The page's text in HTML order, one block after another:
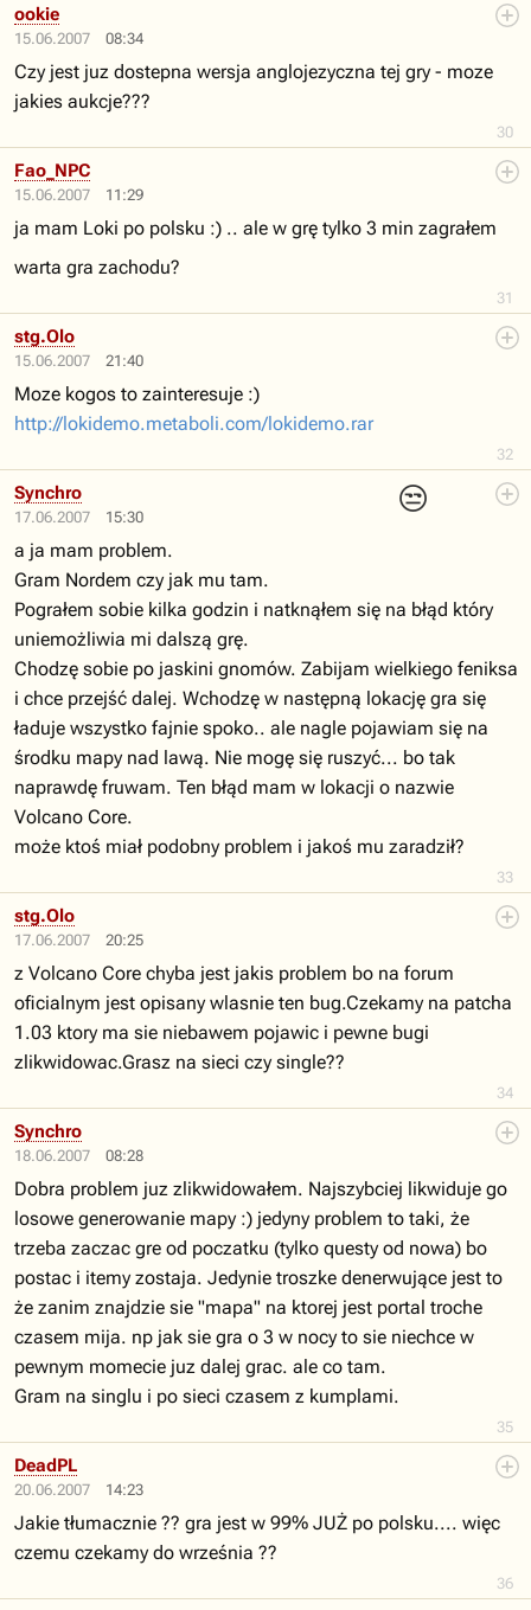
15.06.2007 08:34
30
ookie
Czy jest juz dostepna wersja anglojezyczna tej gry - moze
jakies aukcje???
15.06.2007 11:29
31
Fao_NPC
ja mam Loki po polsku :) .. ale w grę tylko 3 min zagrałem
warta gra zachodu?
15.06.2007 21:40
32
stg.Olo
Moze kogos to zainteresuje :)
http://lokidemo.metaboli.com/lokidemo.rar
17.06.2007 15:30
😒
33
Synchro
a ja mam problem.
Gram Nordem czy jak mu tam.
Pograłem sobie kilka godzin i natknąłem się na błąd który
uniemożliwia mi dalszą grę.
Chodzę sobie po jaskini gnomów. Zabijam wielkiego feniksa
i chce przejść dalej. Wchodzę w następną lokację gra się
ładuje wszystko fajnie spoko.. ale nagle pojawiam się na
środku mapy nad lawą. Nie mogę się ruszyć... bo tak
naprawdę fruwam. Ten błąd mam w lokacji o nazwie
Volcano Core.
może ktoś miał podobny problem i jakoś mu zaradził?
17.06.2007 20:25
34
stg.Olo
z Volcano Core chyba jest jakis problem bo na forum
oficialnym jest opisany wlasnie ten bug.Czekamy na patcha
1.03 ktory ma sie niebawem pojawic i pewne bugi
zlikwidowac.Grasz na sieci czy single??
18.06.2007 08:28
35
Synchro
Dobra problem juz zlikwidowałem. Najszybciej likwiduje go
losowe generowanie mapy :) jedyny problem to taki, że
trzeba zaczac gre od poczatku (tylko questy od nowa) bo
postac i itemy zostaja. Jedynie troszke denerwujące jest to
że zanim znajdzie sie "mapa" na ktorej jest portal troche
czasem mija. np jak sie gra o 3 w nocy to sie niechce w
pewnym momecie juz dalej grac. ale co tam.
Gram na singlu i po sieci czasem z kumplami.
20.06.2007 14:23
36
DeadPL
Jakie tłumacznie ?? gra jest w 99% JUŻ po polsku.... więc
czemu czekamy do września ??